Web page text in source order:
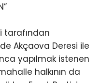
tarafından
Akçaova Deresi ile
yapılmak istenen
halkının da